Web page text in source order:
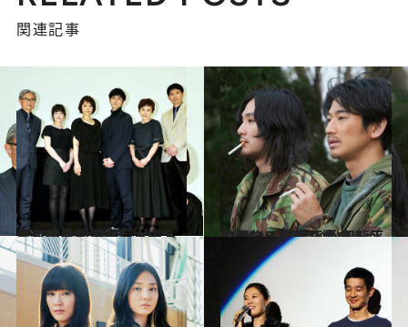
関連記事
2015.2.11
高良健吾が天童荒太の名作に挑む！ 映画『悼む人』舞台挨拶をレポート
カルチャー 2014.10.16
『まほろ駅前狂騒曲』が映画化！ 瑛太と松田龍平のコンビにまた会える
カルチャー